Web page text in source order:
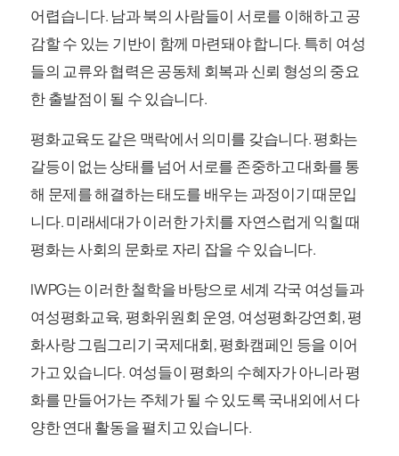
어렵습니다. 남과 북의 사람들이 서로를 이해하고 공
감할 수 있는 기반이 함께 마련돼야 합니다. 특히 여성
들의 교류와 협력은 공동체 회복과 신뢰 형성의 중요
한 출발점이 될 수 있습니다.
평화교육도 같은 맥락에서 의미를 갖습니다. 평화는
갈등이 없는 상태를 넘어 서로를 존중하고 대화를 통
해 문제를 해결하는 태도를 배우는 과정이기 때문입
니다. 미래세대가 이러한 가치를 자연스럽게 익힐 때
평화는 사회의 문화로 자리 잡을 수 있습니다.
IWPG는 이러한 철학을 바탕으로 세계 각국 여성들과
여성평화교육, 평화위원회 운영, 여성평화강연회, 평
화사랑 그림그리기 국제대회, 평화캠페인 등을 이어
가고 있습니다. 여성들이 평화의 수혜자가 아니라 평
화를 만들어가는 주체가 될 수 있도록 국내외에서 다
양한 연대 활동을 펼치고 있습니다.